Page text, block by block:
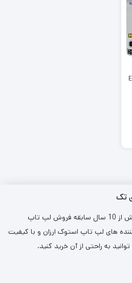
AMD
انگشت، وبکم.
عمومی.
تک
فروشگاه لپ تاپ های تک با بیش از 10 سال سابقه فروش لپ تاپ
های لپ تاپ استوک ارزان و با کیفیت
به راحتی از آن خرید کنید.